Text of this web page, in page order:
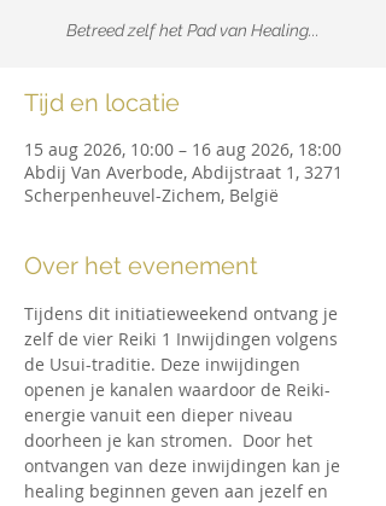
Betreed zelf het Pad van Healing...
Tijd en locatie
15 aug 2026, 10:00 – 16 aug 2026, 18:00
Abdij Van Averbode, Abdijstraat 1, 3271
Scherpenheuvel-Zichem, België
Over het evenement
Tijdens dit initiatieweekend ontvang je
zelf de vier Reiki 1 Inwijdingen volgens
de Usui-traditie. Deze inwijdingen
openen je kanalen waardoor de Reiki-
energie vanuit een dieper niveau
doorheen je kan stromen.  Door het
ontvangen van deze inwijdingen kan je
healing beginnen geven aan jezelf en